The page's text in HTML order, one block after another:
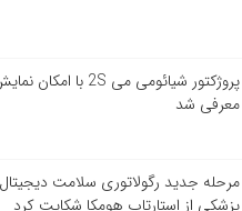
معرفی شد
مرحله جدید رگولاتوری سلامت
پزشکی از استارتاپ هومکا شکایت کرد